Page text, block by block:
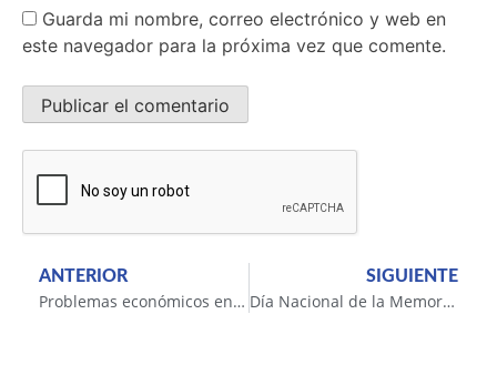
Guarda mi nombre, correo electrónico y web en
este navegador para la próxima vez que comente.
ANTERIOR
Problemas económicos en común y ninguna solución estable
SIGUIENTE
Día Nacional de la Memoria por la Verdad y la Justicia